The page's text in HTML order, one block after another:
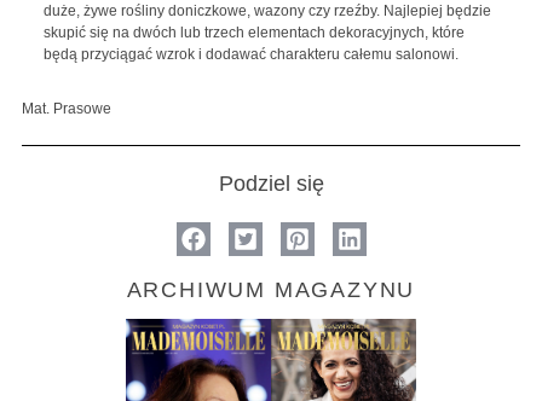
duże, żywe rośliny doniczkowe, wazony czy rzeźby. Najlepiej będzie
skupić się na dwóch lub trzech elementach dekoracyjnych, które
będą przyciągać wzrok i dodawać charakteru całemu salonowi.
Mat. Prasowe
Podziel się
ARCHIWUM MAGAZYNU